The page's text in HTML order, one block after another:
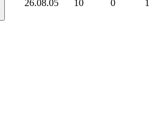
26.08.05 10 0 1